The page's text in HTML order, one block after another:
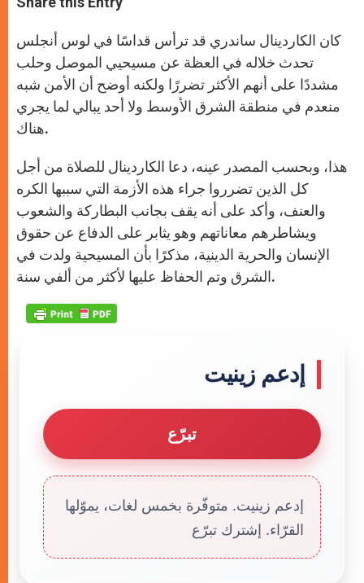
s
p
p
e
g
e
r
b
o
k
r
كان الكاردينال ساندري قد ترأس قداسًا في لوس أنجلس
تحدث خلاله في العظة عن مسيحيي الموصل وحلب
مشددًا على أنهم الأكثر تضررًا ولكنه أوضح أن الأمن شبه
منعدم في منطقة الشرق الأوسط ولا أحد يبالي لما يجري
هناك.
هذا، وبحسب المصدر عينه، دعا الكاردينال للصلاة من أجل
كل الذين تضرروا جراء هذه الأزمة التي سببها الكره
والعنف، وأكد على أنه يقف بجانب البطاركة والشعوب
ويشاطرهم معاناتهم وهو يثابر على الدفاع عن حقوق
الإنسان والحرية الدينية، مذكرًا بأن المسيحية ولدت في
الشرق وتم الحفاظ عليها لأكثر من ألفي سنة.
إدعم زينيت
تبرّع
إدعم زينيت. متوفّرة بخمس لغات، يموّلها
القرّاء. إشترك تبرّع